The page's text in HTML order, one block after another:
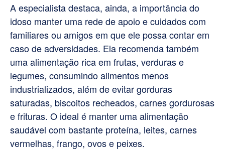
A especialista destaca, ainda, a importância do
idoso manter uma rede de apoio e cuidados com
familiares ou amigos em que ele possa contar em
caso de adversidades. Ela recomenda também
uma alimentação rica em frutas, verduras e
legumes, consumindo alimentos menos
industrializados, além de evitar gorduras
saturadas, biscoitos recheados, carnes gordurosas
e frituras. O ideal é manter uma alimentação
saudável com bastante proteína, leites, carnes
vermelhas, frango, ovos e peixes.